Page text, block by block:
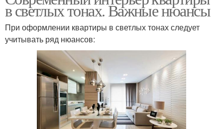
в светлых тонах. Важные нюансы
При оформлении квартиры в светлых тонах следует
учитывать ряд нюансов: